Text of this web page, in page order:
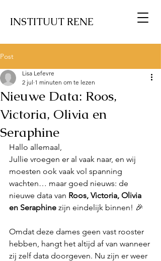
INSTITUUT RENE
Post
Nieuwe Data: Roos,
Victoria, Olivia en
Seraphine
Lisa Lefevre
2 jul 1 minuten om te lezen
Hallo allemaal,
Jullie vroegen er al vaak naar, en wij
moesten ook vaak vol spanning
wachten… maar goed nieuws: de
nieuwe data van Roos, Victoria, Olivia
en Seraphine zijn eindelijk binnen! 🎉
Omdat deze dames geen vast rooster
hebben, hangt het altijd af van wanneer
zij zelf data doorgeven. Nu zijn er weer